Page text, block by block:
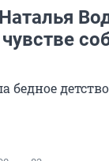
бедное